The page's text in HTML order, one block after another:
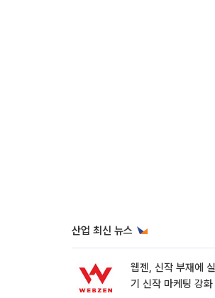
산업 최신 뉴스
웹젠, 신작 부재에
기 신작 마케팅 강화